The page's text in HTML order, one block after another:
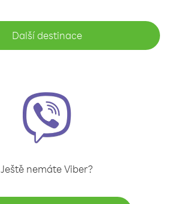
Další destinace
Ještě nemáte Viber?